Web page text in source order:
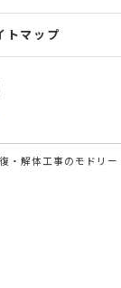
トマップ
・解体工事のモドリー